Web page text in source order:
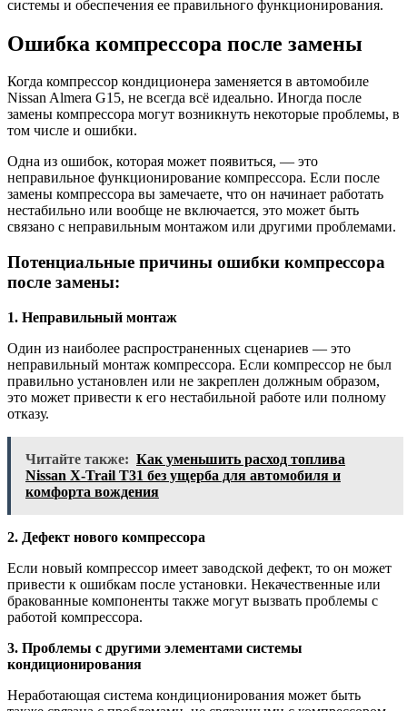
системы и обеспечения ее правильного функционирования.
Ошибка компрессора после замены
Когда компрессор кондиционера заменяется в автомобиле
Nissan Almera G15, не всегда всё идеально. Иногда после
замены компрессора могут возникнуть некоторые проблемы, в
том числе и ошибки.
Одна из ошибок, которая может появиться, — это
неправильное функционирование компрессора. Если после
замены компрессора вы замечаете, что он начинает работать
нестабильно или вообще не включается, это может быть
связано с неправильным монтажом или другими проблемами.
Потенциальные причины ошибки компрессора
после замены:
1. Неправильный монтаж
Один из наиболее распространенных сценариев — это
неправильный монтаж компрессора. Если компрессор не был
правильно установлен или не закреплен должным образом,
это может привести к его нестабильной работе или полному
отказу.
Читайте также: Как уменьшить расход топлива
Nissan X-Trail T31 без ущерба для автомобиля и
комфорта вождения
2. Дефект нового компрессора
Если новый компрессор имеет заводской дефект, то он может
привести к ошибкам после установки. Некачественные или
бракованные компоненты также могут вызвать проблемы с
работой компрессора.
3. Проблемы с другими элементами системы
кондиционирования
Неработающая система кондиционирования может быть